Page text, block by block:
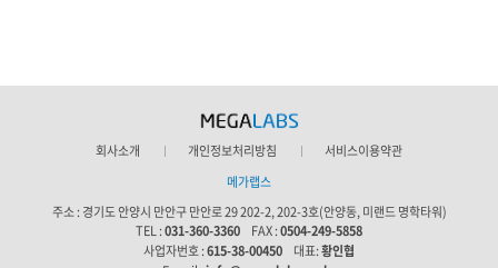
회사소개 개인정보처리방침
서비스이용약관
메가랩스
주소 :경기도 안양시 만안구 만안로 29 202-2, 202-3호(안양동, 미랜드 명학타워)
TEL :031-360-3360 FAX :0504-249-5858
사업자번호 :615-38-00450 대표:황인협